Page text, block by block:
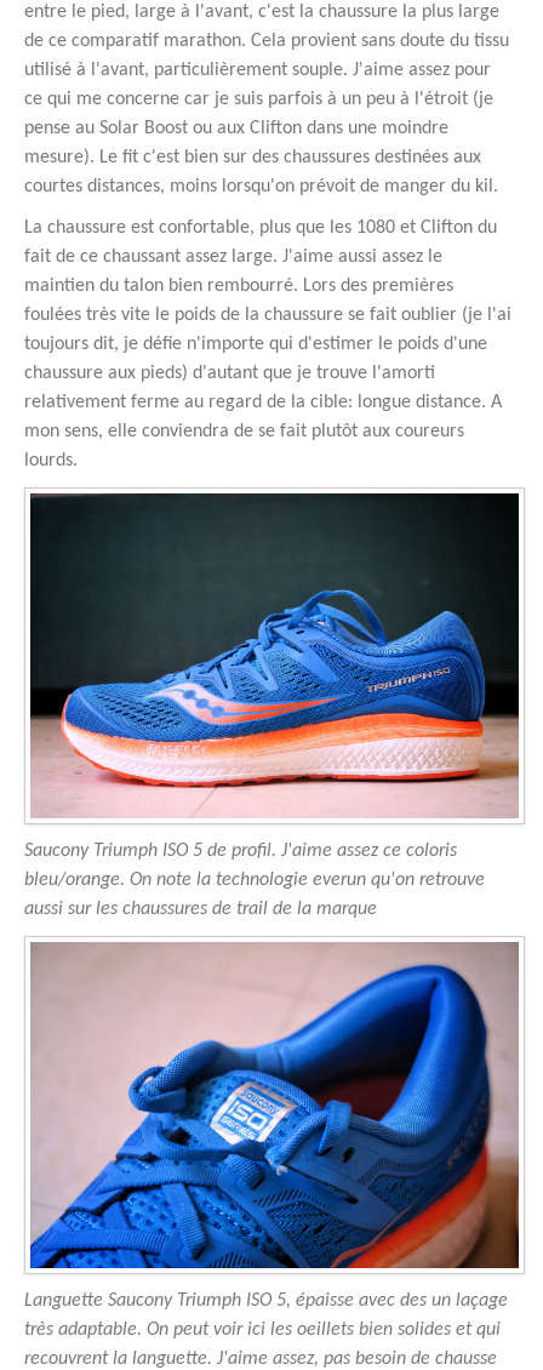
entre le pied, large à l'avant, c'est la chaussure la plus large
de ce comparatif marathon. Cela provient sans doute du tissu
utilisé à l'avant, particulièrement souple. J'aime assez pour
ce qui me concerne car je suis parfois à un peu à l'étroit (je
pense au Solar Boost ou aux Clifton dans une moindre
mesure). Le fit c'est bien sur des chaussures destinées aux
courtes distances, moins lorsqu'on prévoit de manger du kil.
La chaussure est confortable, plus que les 1080 et Clifton du
fait de ce chaussant assez large. J'aime aussi assez le
maintien du talon bien rembourré. Lors des premières
foulées très vite le poids de la chaussure se fait oublier (je l'ai
toujours dit, je défie n'importe qui d'estimer le poids d'une
chaussure aux pieds) d'autant que je trouve l'amorti
relativement ferme au regard de la cible: longue distance. A
mon sens, elle conviendra de se fait plutôt aux coureurs
lourds.
Saucony Triumph ISO 5 de profil. J'aime assez ce coloris
bleu/orange. On note la technologie everun qu'on retrouve
aussi sur les chaussures de trail de la marque
Languette Saucony Triumph ISO 5, épaisse avec des un laçage
très adaptable. On peut voir ici les oeillets bien solides et qui
recouvrent la languette. J'aime assez, pas besoin de chausse